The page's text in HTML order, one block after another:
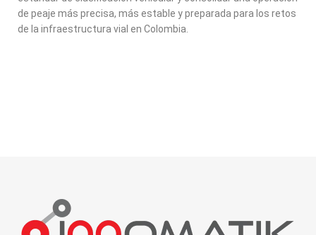
de peaje más precisa, más estable y preparada para los retos
de la infraestructura vial en Colombia.